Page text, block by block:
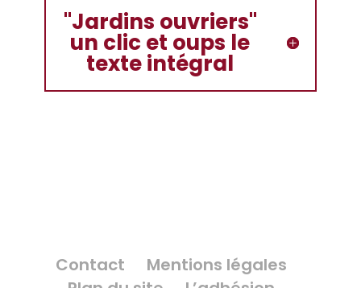
"Jardins ouvriers"
un clic et oups le
texte intégral
Contact
Mentions légales